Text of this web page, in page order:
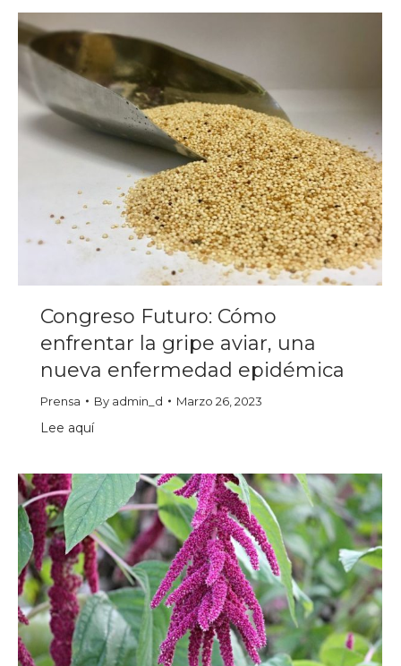
Congreso Futuro: Cómo
enfrentar la gripe aviar, una
nueva enfermedad epidémica
Prensa By admin_d Marzo 26, 2023
Lee aquí